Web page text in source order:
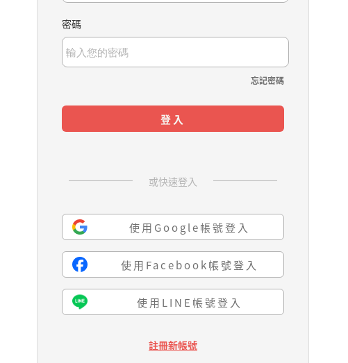
密碼
忘記密碼
登入
或快速登入
使用Google帳號登入
使用Facebook帳號登入
使用LINE帳號登入
註冊新帳號